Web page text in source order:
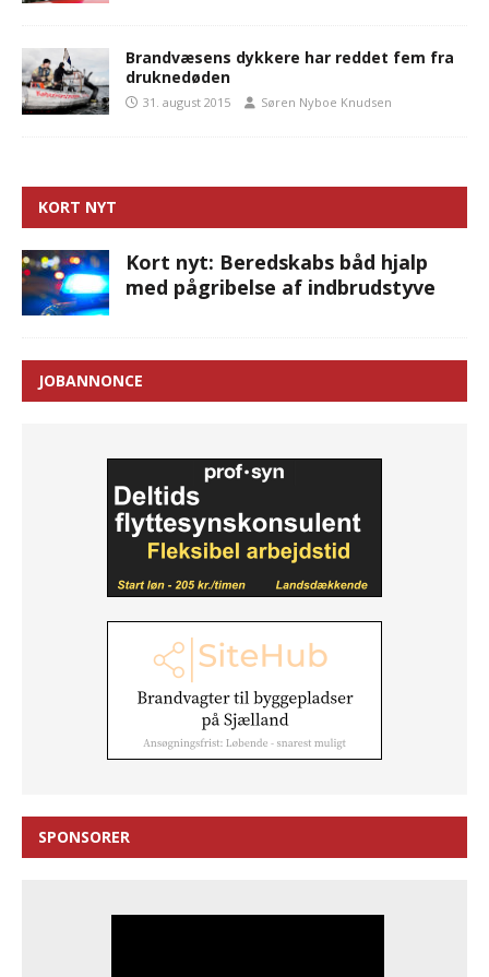
Brandvæsens dykkere har reddet fem fra
druknedøden
31. august 2015 Søren Nyboe Knudsen
KORT NYT
Kort nyt: Beredskabs båd hjalp
med pågribelse af indbrudstyve
JOBANNONCE
SPONSORER